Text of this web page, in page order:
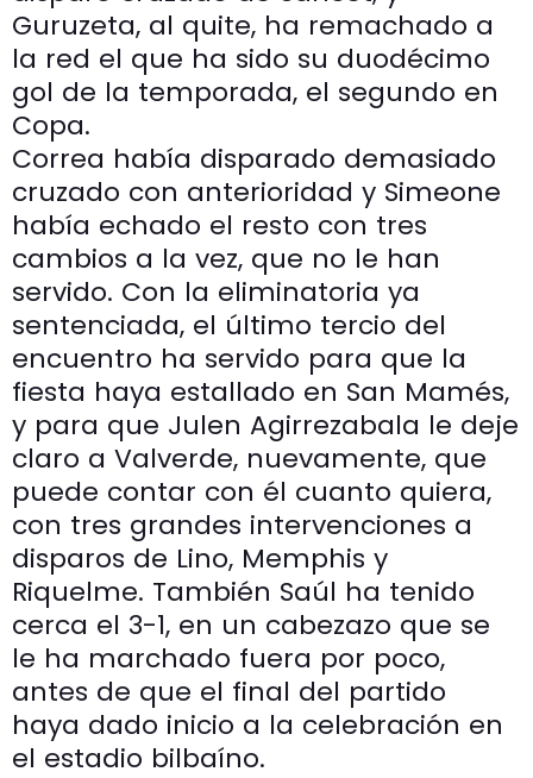
Guruzeta, al quite, ha remachado a
la red el que ha sido su duodécimo
gol de la temporada, el segundo en
Copa.
Correa había disparado demasiado
cruzado con anterioridad y Simeone
había echado el resto con tres
cambios a la vez, que no le han
servido. Con la eliminatoria ya
sentenciada, el último tercio del
encuentro ha servido para que la
fiesta haya estallado en San Mamés,
y para que Julen Agirrezabala le deje
claro a Valverde, nuevamente, que
puede contar con él cuanto quiera,
con tres grandes intervenciones a
disparos de Lino, Memphis y
Riquelme. También Saúl ha tenido
cerca el 3-1, en un cabezazo que se
le ha marchado fuera por poco,
antes de que el final del partido
haya dado inicio a la celebración en
el estadio bilbaíno.